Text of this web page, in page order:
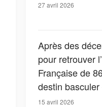
27 avril 2026
Après des
pour retrouver
Française de
destin
affaire inattendue
15 avril 2026